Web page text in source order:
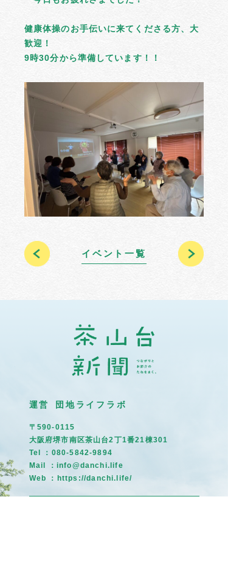
健康体操のお手伝いに来てくださる方、大
歓迎！
9時30分から準備しています！！
イベント一覧
運営 団地ライフラボ
〒590-0115
大阪府堺市南区茶山台2丁1番21棟301
Tel ：080-5842-9894
Mail ：info@danchi.life
Web ： https://danchi.life/